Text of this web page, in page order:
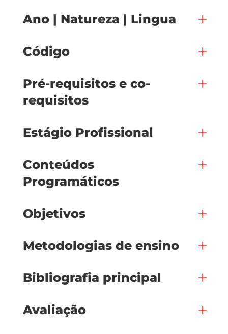
Ano | Natureza | Lingua
Código
Pré-requisitos e co-
requisitos
Estágio Profissional
Conteúdos
Programáticos
Objetivos
Metodologias de ensino
Bibliografia principal
Avaliação